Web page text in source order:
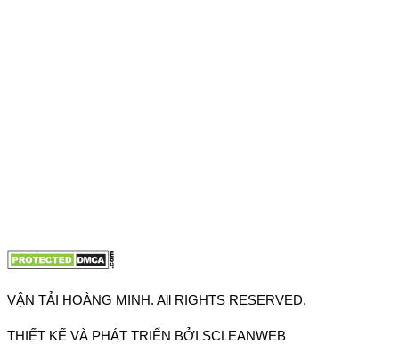
VẬN TẢI HOÀNG MINH. All RIGHTS RESERVED.
THIẾT KẾ VÀ PHÁT TRIỂN BỞI SCLEANWEB